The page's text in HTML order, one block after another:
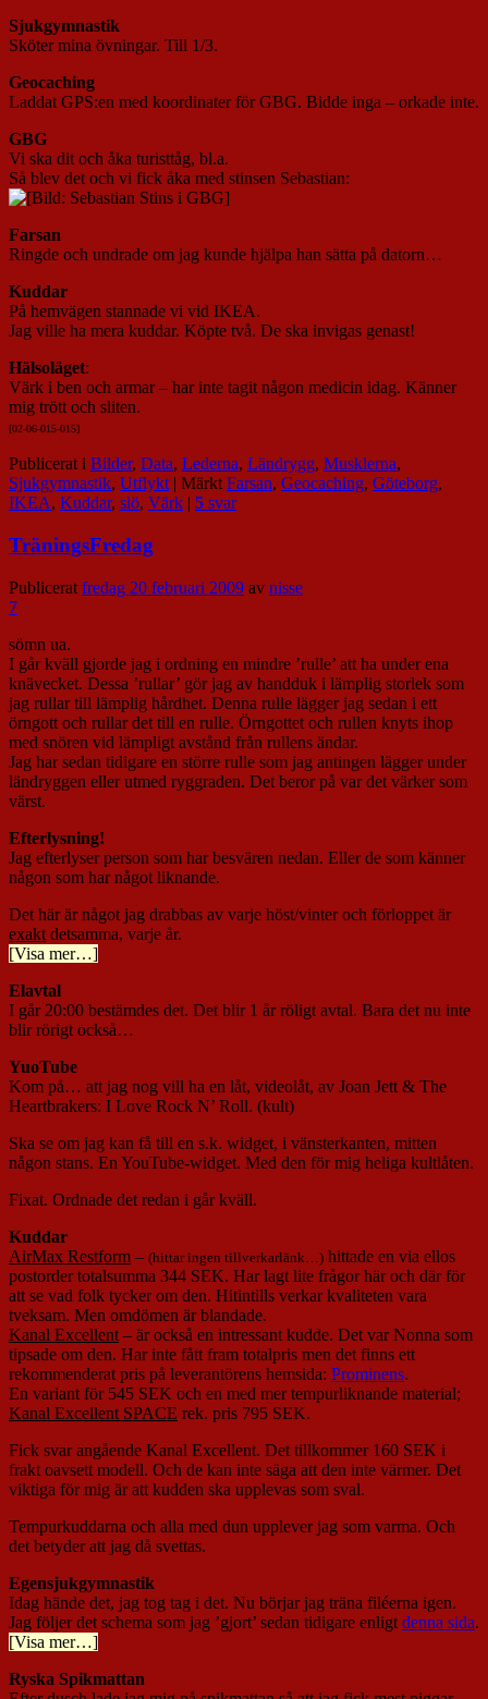
Sjukgymnastik
Sköter mina övningar. Till 1/3.
Geocaching
Laddat GPS:en med koordinater för GBG. Bidde inga – orkade inte.
GBG
Vi ska dit och åka turisttåg, bl.a.
Så blev det och vi fick åka med stinsen Sebastian:
Farsan
Ringde och undrade om jag kunde hjälpa han sätta på datorn…
Kuddar
På hemvägen stannade vi vid IKEA.
Jag ville ha mera kuddar. Köpte två. De ska invigas genast!
Hälsoläget:
Värk i ben och armar – har inte tagit någon medicin idag. Känner
mig trött och sliten.
[02-06-015-015]
Publicerat i Bilder, Data, Lederna, Ländrygg, Musklerna,
Sjukgymnastik, Utflykt | Märkt Farsan, Geocaching, Göteborg,
IKEA, Kuddar, slö, Värk | 5 svar
TräningsFredag
Publicerat fredag 20 februari 2009 av nisse
7
sömn ua.
I går kväll gjorde jag i ordning en mindre ’rulle’ att ha under ena
knävecket. Dessa ’rullar’ gör jag av handduk i lämplig storlek som
jag rullar till lämplig hårdhet. Denna rulle lägger jag sedan i ett
örngott och rullar det till en rulle. Örngottet och rullen knyts ihop
med snören vid lämpligt avstånd från rullens ändar.
Jag har sedan tidigare en större rulle som jag antingen lägger under
ländryggen eller utmed ryggraden. Det beror på var det värker som
värst.
Efterlysning!
Jag efterlyser person som har besvären nedan. Eller de som känner
någon som har något liknande.
Det här är något jag drabbas av varje höst/vinter och förloppet är
exakt detsamma, varje år.
[Visa mer…]
Elavtal
I går 20:00 bestämdes det. Det blir 1 år röligt avtal. Bara det nu inte
blir rörigt också…
YuoTube
Kom på… att jag nog vill ha en låt, videolåt, av Joan Jett & The
Heartbrakers: I Love Rock N’ Roll. (kult)
Ska se om jag kan få till en s.k. widget, i vänsterkanten, mitten
någon stans. En YouTube-widget. Med den för mig heliga kultlåten.
Fixat. Ordnade det redan i går kväll.
Kuddar
AirMax Restform – (hittar ingen tillverkarlänk…) hittade en via ellos
postorder totalsumma 344 SEK. Har lagt lite frågor här och där för
att se vad folk tycker om den. Hitintills verkar kvaliteten vara
tveksam. Men omdömen är blandade.
Kanal Excellent – är också en intressant kudde. Det var Nonna som
tipsade om den. Har inte fått fram totalpris men det finns ett
rekommenderat pris på leverantörens hemsida: Prominens.
En variant för 545 SEK och en med mer tempurliknande material;
Kanal Excellent SPACE rek. pris 795 SEK.
Fick svar angående Kanal Excellent. Det tillkommer 160 SEK i
frakt oavsett modell. Och de kan inte säga att den inte värmer. Det
viktiga för mig är att kudden ska upplevas som sval.
Tempurkuddarna och alla med dun upplever jag som varma. Och
det betyder att jag då svettas.
Egensjukgymnastik
Idag hände det, jag tog tag i det. Nu börjar jag träna filéerna igen.
Jag följer det schema som jag ’gjort’ sedan tidigare enligt denna sida.
[Visa mer…]
Ryska Spikmattan